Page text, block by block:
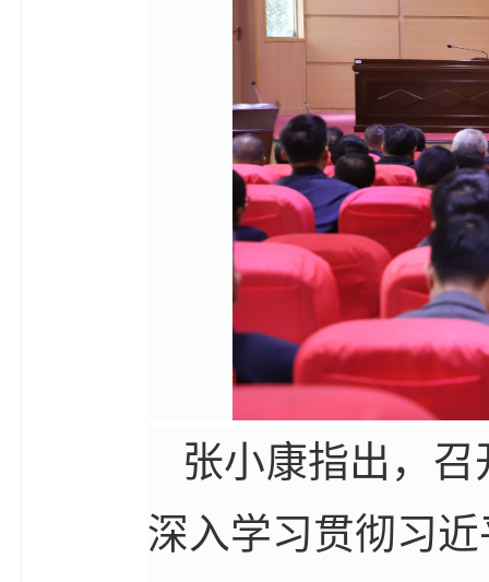
张小康指出，
深入学习贯彻习